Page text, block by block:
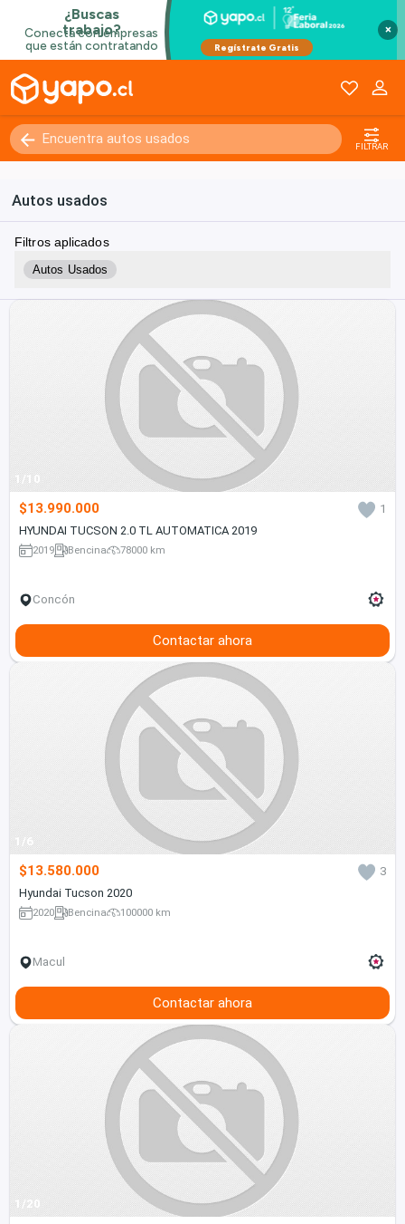
×
FILTRAR
Autos usados
Filtros aplicados
Autos Usados
1/10
$13.990.000
1
HYUNDAI TUCSON 2.0 TL AUTOMATICA 2019
2019 Bencina 78000 km
Concón
Contactar ahora
1/6
$13.580.000
3
Hyundai Tucson 2020
2020 Bencina 100000 km
Macul
Contactar ahora
1/20